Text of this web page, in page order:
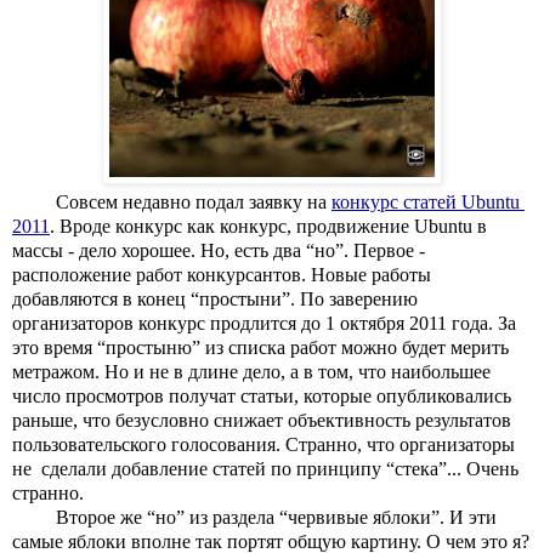
Совсем недавно подал заявку на конкурс статей Ubuntu
2011 . Вроде конкурс как конкурс, продвижение Ubuntu в
массы - дело хорошее. Но, есть два “но”. Первое -
расположение работ конкурсантов. Новые работы
добавляются в конец “простыни”. По заверению
организаторов конкурс продлится до 1 октября 2011 года. За
это время “простыню” из списка работ можно будет мерить
метражом. Но и не в длине дело, а в том, что наибольшее
число просмотров получат статьи, которые опубликовались
раньше, что безусловно снижает объективность результатов
пользовательского голосования. Странно, что организаторы
не  сделали добавление статей по принципу “стека”... Очень
странно.
Второе же “но” из раздела “червивые яблоки”. И эти
самые яблоки вполне так портят общую картину. О чем это я?